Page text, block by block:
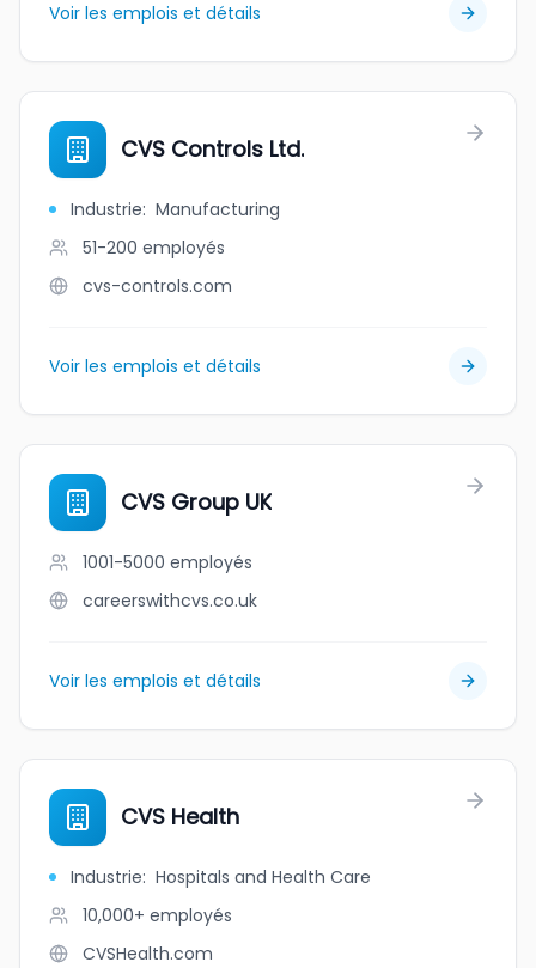
Voir les emplois et détails
CVS Controls Ltd.
Industrie: Manufacturing
51-200 employés
cvs-controls.com
Voir les emplois et détails
CVS Group UK
1001-5000 employés
careerswithcvs.co.uk
Voir les emplois et détails
CVS Health
Industrie: Hospitals and Health Care
10,000+ employés
CVSHealth.com